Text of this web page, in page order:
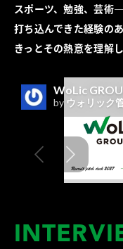
スポーツ、勉強、芸術
打ち込んできた経験の
きっとその熱意を理解